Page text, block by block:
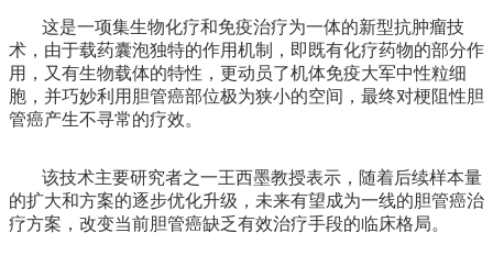
这是一项集生物化疗和免疫治疗为一体的新型抗肿瘤技
术，由于载药囊泡独特的作用机制，即既有化疗药物的部分作
用，又有生物载体的特性，更动员了机体免疫大军中性粒细
胞，并巧妙利用胆管癌部位极为狭小的空间，最终对梗阻性胆
管癌产生不寻常的疗效。
该技术主要研究者之一王西墨教授表示，随着后续样本量
的扩大和方案的逐步优化升级，未来有望成为一线的胆管癌治
疗方案，改变当前胆管癌缺乏有效治疗手段的临床格局。